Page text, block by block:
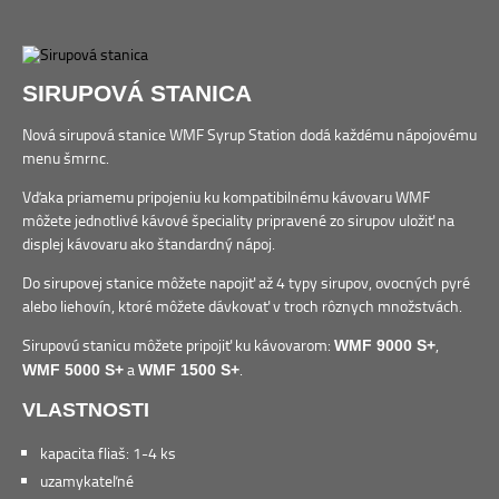
SIRUPOVÁ STANICA
Nová sirupová stanice WMF Syrup Station dodá každému nápojovému
menu šmrnc.
Vďaka priamemu pripojeniu ku kompatibilnému kávovaru WMF
môžete jednotlivé kávové špeciality pripravené zo sirupov uložiť na
displej kávovaru ako štandardný nápoj.
Do sirupovej stanice môžete napojiť až 4 typy sirupov, ovocných pyré
alebo liehovín, ktoré môžete dávkovať v troch rôznych množstvách.
Sirupovú stanicu môžete pripojiť ku kávovarom: WMF 9000 S+,
WMF 5000 S+aWMF 1500 S+.
VLASTNOSTI
kapacita fliaš: 1-4 ks
uzamykateľné